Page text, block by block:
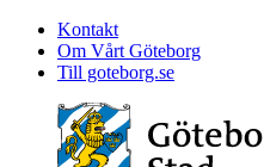
Kontakt
Om Vårt Göteborg
Till goteborg.se